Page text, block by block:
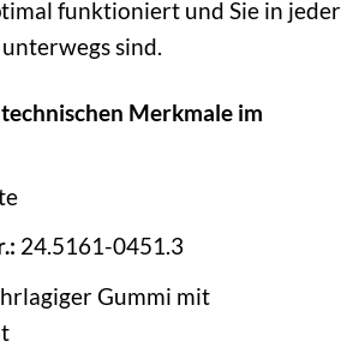
funktioniert und Sie in jeder
sind.
Merkmale im
24.5161-0451.3
Gummi mit